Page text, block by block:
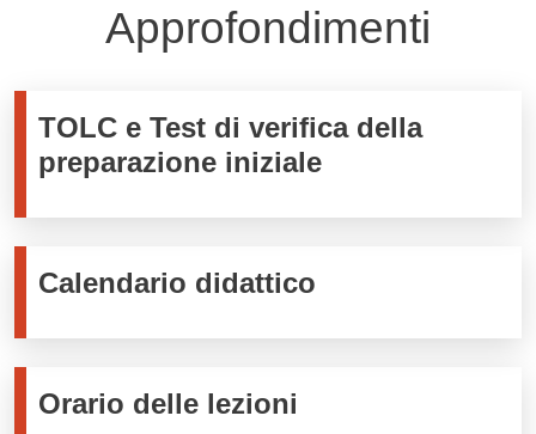
Approfondimenti
TOLC e Test di verifica della
preparazione iniziale
Calendario didattico
Orario delle lezioni